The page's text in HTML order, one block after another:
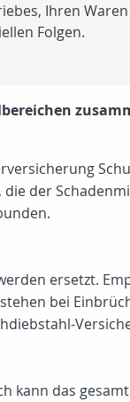
Ihren
Folgen.
der
ersetzt.
bei
kann das